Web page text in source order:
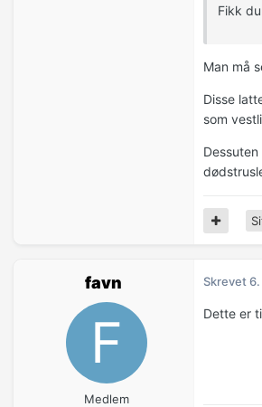
Fikk
Man må
Disse
som
favn
Medlem
Skrevet
Dette er